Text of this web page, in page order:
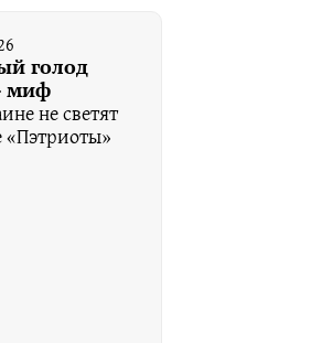
голод
миф
не светят